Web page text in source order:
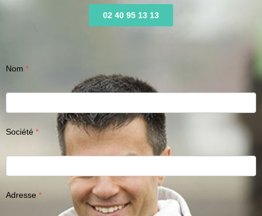
02 40 95 13 13
Nom
Société
Adresse